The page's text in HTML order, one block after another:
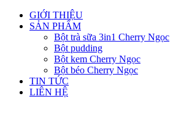
GIỚI THIỆU
SẢN PHẨM
Bột trà sữa 3in1 Cherry Ngọc
Bột pudding
Bột kem Cherry Ngọc
Bột béo Cherry Ngọc
TIN TỨC
LIÊN HỆ